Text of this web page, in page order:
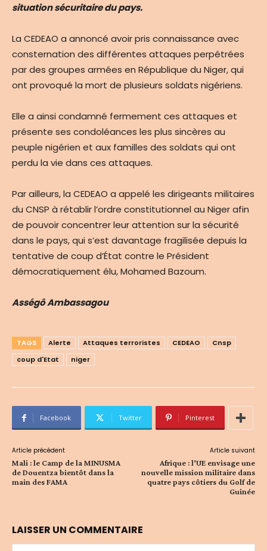
situation sécuritaire du pays.
La CEDEAO a annoncé avoir pris connaissance avec
consternation des différentes attaques perpétrées
par des groupes armées en République du Niger, qui
ont provoqué la mort de plusieurs soldats nigériens.
Elle a ainsi condamné fermement ces attaques et
présente ses condoléances les plus sincères au
peuple nigérien et aux familles des soldats qui ont
perdu la vie dans ces attaques.
Par ailleurs, la CEDEAO a appelé les dirigeants militaires
du CNSP à rétablir l’ordre constitutionnel au Niger afin
de pouvoir concentrer leur attention sur la sécurité
dans le pays, qui s’est davantage fragilisée depuis la
tentative de coup d’État contre le Président
démocratiquement élu, Mohamed Bazoum.
Asségô Ambassagou
TAGS Alerte Attaques terroristes CEDEAO
Cnsp
coup d'Etat
niger
Facebook Twitter Pinterest
Article précédent
Mali : le Camp de la MINUSMA
de Douentza bientôt dans la
main des FAMA
Article suivant
Afrique : l’UE envisage une
nouvelle mission militaire dans
quatre pays côtiers du Golf de
Guinée
LAISSER UN COMMENTAIRE